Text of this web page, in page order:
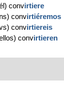
convirtiere
convirtiéremos
convirtiereis
convirtieren